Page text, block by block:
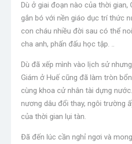
Dù ở giai đoạn nào của thời gian,
gắn bó với nền giáo dục trí thức
con cháu nhiều đời sau có thể
cha anh, phấn đấu học tập. ..
Dù đã xếp mình vào lịch sử
Giám ở Huế cũng đã làm tròn
cùng khoa cử nhân tài dựng
nương dâu đổi thay, ngôi trường
của thời gian lụi tàn.
Đã đến lúc cần nghỉ ngơi và